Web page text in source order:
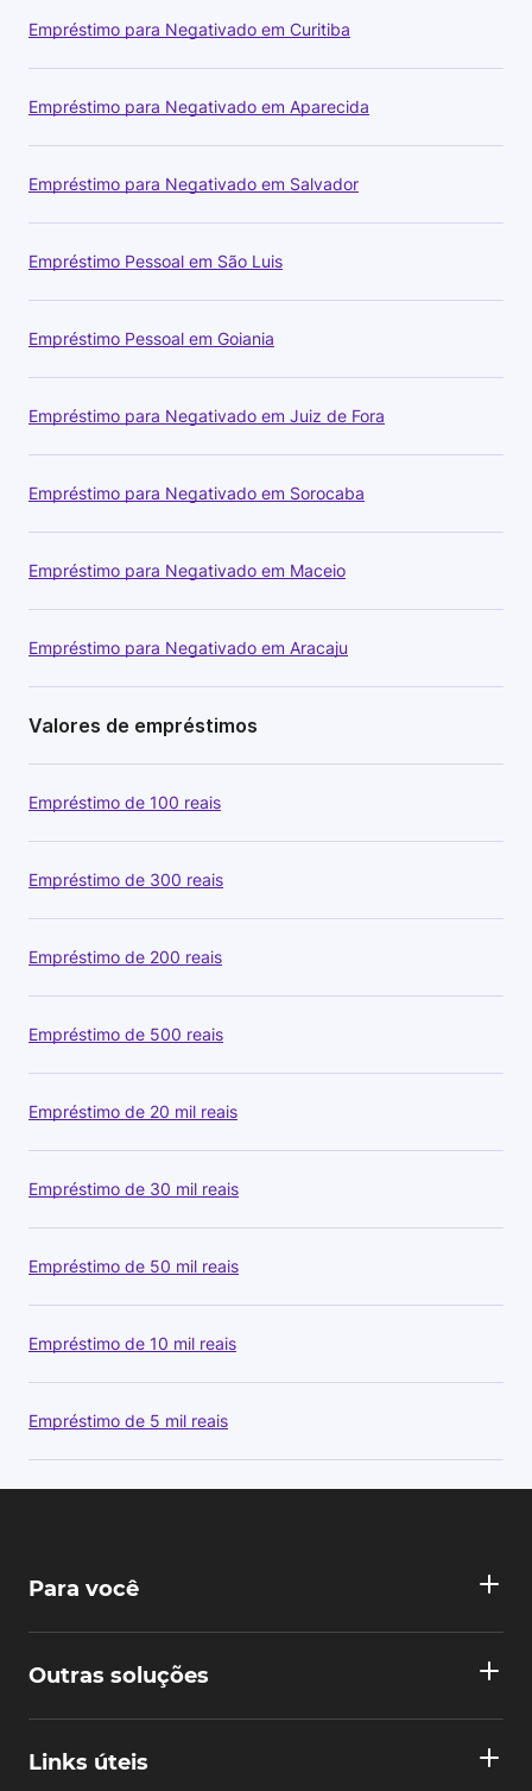
Empréstimo para Negativado em Curitiba
Empréstimo para Negativado em Aparecida
Empréstimo para Negativado em Salvador
Empréstimo Pessoal em São Luis
Empréstimo Pessoal em Goiania
Empréstimo para Negativado em Juiz de Fora
Empréstimo para Negativado em Sorocaba
Empréstimo para Negativado em Maceio
Empréstimo para Negativado em Aracaju
Valores de empréstimos
Empréstimo de 100 reais
Empréstimo de 300 reais
Empréstimo de 200 reais
Empréstimo de 500 reais
Empréstimo de 20 mil reais
Empréstimo de 30 mil reais
Empréstimo de 50 mil reais
Empréstimo de 10 mil reais
Empréstimo de 5 mil reais
Para você
Outras soluções
Links úteis